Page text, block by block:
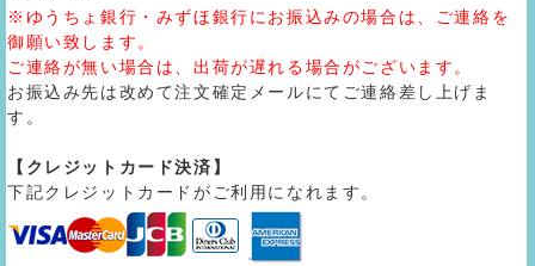
※ゆうちょ銀行・みずほ銀行にお振込みの場合は、ご連絡を
御願い致します。
ご連絡が無い場合は、出荷が遅れる場合がございます。
お振込み先は改めて注文確定メールにてご連絡差し上げま
す。
【クレジットカード決済】
下記クレジットカードがご利用になれます。